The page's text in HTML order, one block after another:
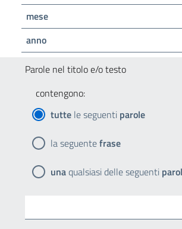
mese
anno
Parole nel titolo e/o testo
contengono:
tutte le seguenti parole
la seguentefrase
unaqualsiasi delle seguenti